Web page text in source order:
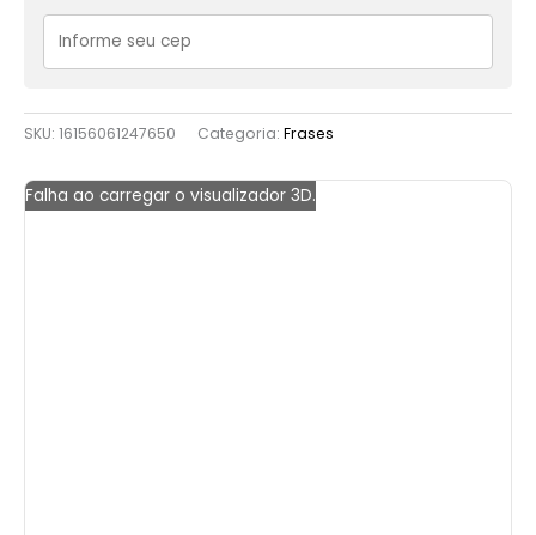
SKU: 16156061247650 Categoria: Frases
Falha ao carregar o visualizador 3D.